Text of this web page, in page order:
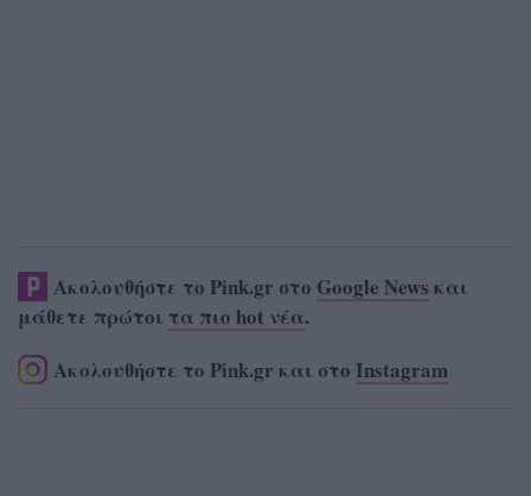
Ακολουθήστε το Pink.gr στο Google News και
μάθετε πρώτοι τα πιο hot νέα.
Ακολουθήστε το Pink.gr και στο Instagram